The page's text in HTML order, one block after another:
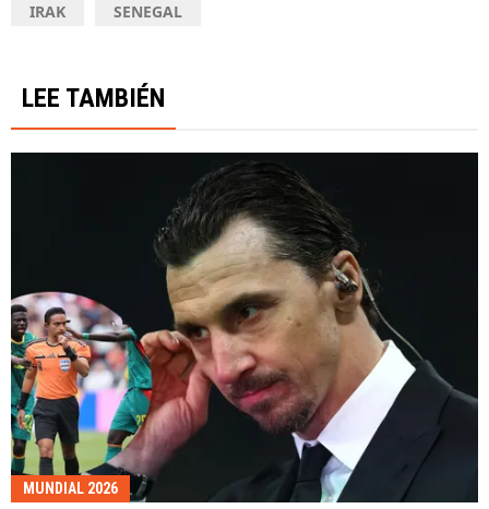
IRAK SENEGAL
LEE TAMBIÉN
MUNDIAL 2026